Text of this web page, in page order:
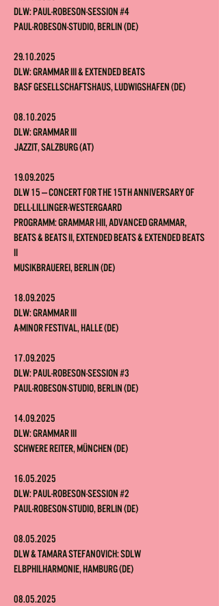
DLW: Paul-Robeson-Session #4
Paul-Robeson-Studio, Berlin (DE)
29.10.2025
DLW: Grammar III & Extended Beats
BASF Gesellschaftshaus, Ludwigshafen (DE)
08.10.2025
DLW: Grammar III
Jazzit, Salzburg (AT)
19.09.2025
DLW 15—concert for the 15th anniversary of
Dell-Lillinger-Westergaard
Programm: Grammar I-III, Advanced Grammar,
Beats & Beats II, Extended Beats & Extended Beats
II
Musikbrauerei, Berlin (DE)
18.09.2025
DLW: Grammar III
A-minor Festival, Halle (DE)
17.09.2025
DLW: Paul-Robeson-Session #3
Paul-Robeson-Studio, Berlin (DE)
14.09.2025
DLW: Grammar III
Schwere Reiter, München (DE)
16.05.2025
DLW: Paul-Robeson-Session #2
Paul-Robeson-Studio, Berlin (DE)
08.05.2025
DLW & Tamara Stefanovich: SDLW
Elbphilharmonie, Hamburg (DE)
08.05.2025